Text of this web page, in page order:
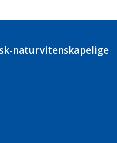
naturvitenskapelige